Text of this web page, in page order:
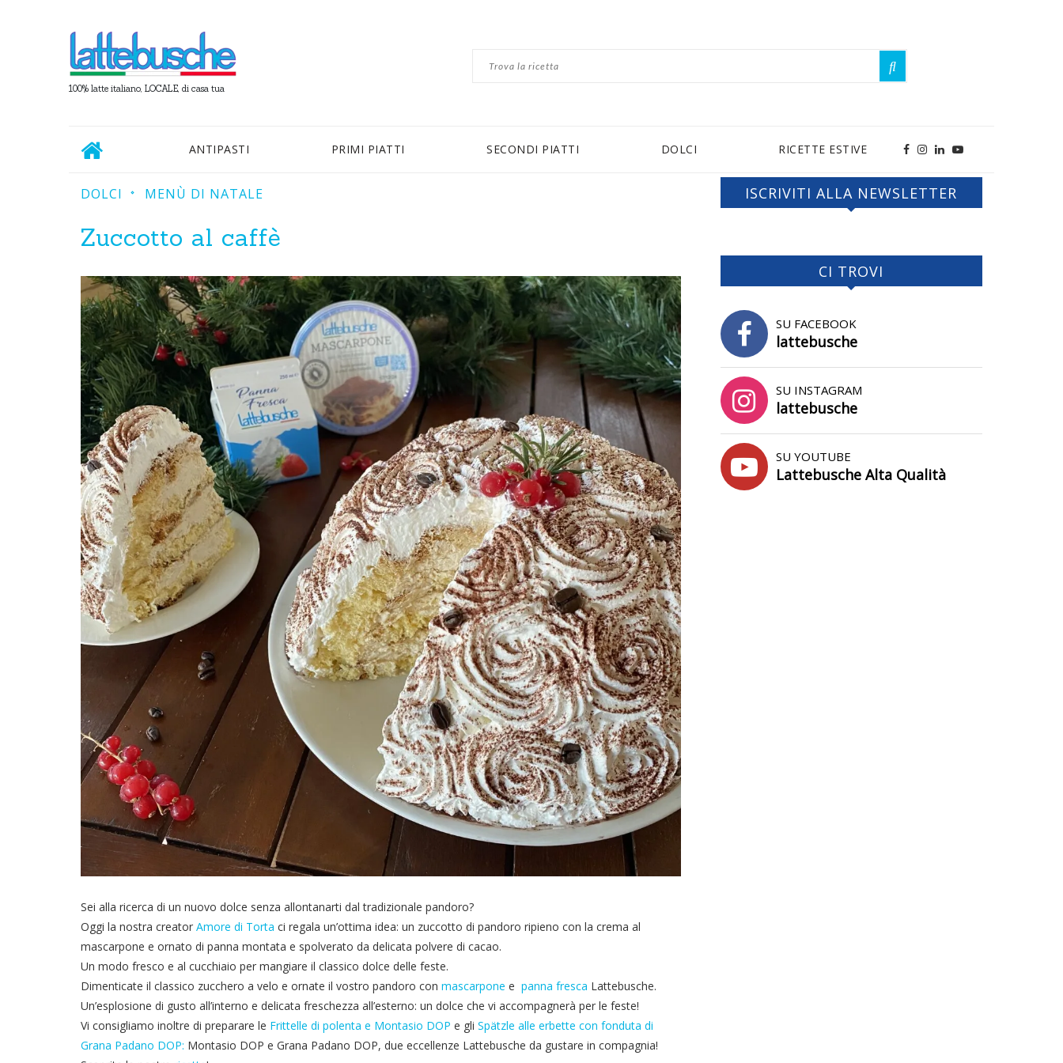
100% latte italiano, LOCALE, di casa tua
ANTIPASTI PRIMI PIATTI SECONDI PIATTI DOLCI RICETTE ESTIVE
DOLCI MENÙ DI NATALE
Zuccotto al caffè
Sei alla ricerca di un nuovo dolce senza allontanarti dal tradizionale pandoro?
Oggi la nostra creator Amore di Torta ci regala un’ottima idea: un zuccotto di pandoro ripieno con la crema al
mascarpone e ornato di panna montata e spolverato da delicata polvere di cacao.
Un modo fresco e al cucchiaio per mangiare il classico dolce delle feste.
Dimenticate il classico zucchero a velo e ornate il vostro pandoro con mascarpone e panna fresca Lattebusche.
Un’esplosione di gusto all’interno e delicata freschezza all’esterno: un dolce che vi accompagnerà per le feste!
Vi consigliamo inoltre di preparare le Frittelle di polenta e Montasio DOP e gli Spätzle alle erbette con fonduta di
Grana Padano DOP: Montasio DOP e Grana Padano DOP, due eccellenze Lattebusche da gustare in compagnia!
ISCRIVITI ALLA NEWSLETTER
CI TROVI
SU FACEBOOK
lattebusche
SU INSTAGRAM
lattebusche
SU YOUTUBE
Lattebusche Alta Qualità